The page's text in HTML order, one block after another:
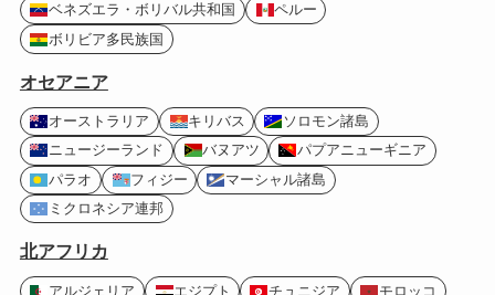
ベネズエラ・ボリバル共和国
ペルー
ボリビア多民族国
オセアニア
オーストラリア キリバス
ソロモン諸島
ニュージーランド
バヌアツ
パプアニューギニア
パラオ
フィジー
マーシャル諸島
ミクロネシア連邦
北アフリカ
アルジェリア エジプト チュニジア
モロッコ